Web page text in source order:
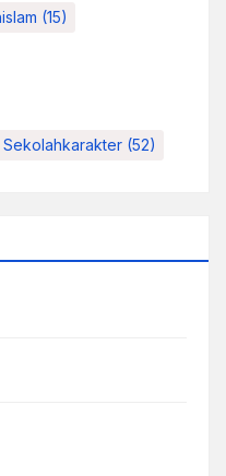
(15)
Sekolahkarakter (52)